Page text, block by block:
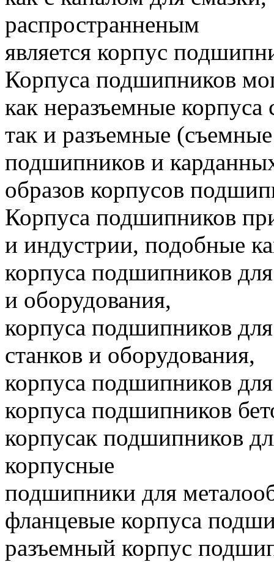
распространненым
является корпус
Корпуса подшипников
как неразъемные
так и разъемные
подшипников и
образов корпусов
Корпуса подшипников
и индустрии, подобные
корпуса подшипников
и оборудования,
корпуса подшипников
станков и оборудования,
корпуса подшипников
корпуса подшипников
корпусак подшипников
корпусные
подшипники для
фланцевые корпуса
разъемный корпус